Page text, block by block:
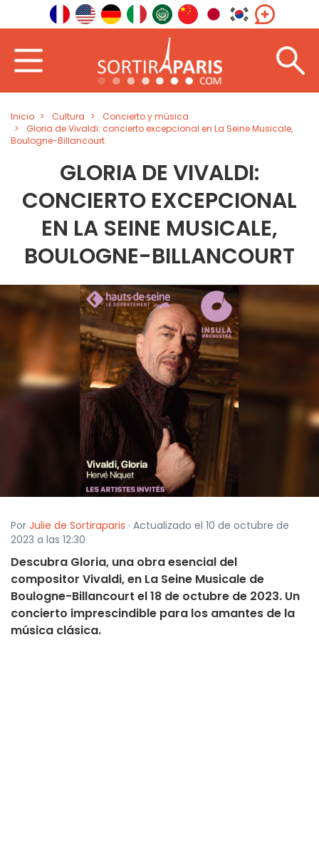
Inicio Cultura
Concierto y música
Gloria de Vivaldi: concierto excepcional en La Seine Musicale,
Boulogne-Billancourt
GLORIA DE VIVALDI:
CONCIERTO EXCEPCIONAL
EN LA SEINE MUSICALE,
BOULOGNE-BILLANCOURT
Por Julie de Sortiraparis · Actualizado el 10 de octubre de
2023 a las 12:30
Descubra Gloria, una obra esencial del
compositor Vivaldi, en La Seine Musicale de
Boulogne-Billancourt el 18 de octubre de 2023. Un
concierto imprescindible para los amantes de la
música clásica.